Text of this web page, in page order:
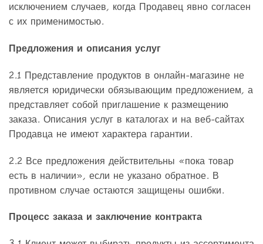
исключением случаев, когда Продавец явно согласен
с их применимостью.
Предложения и описания услуг
2.1 Представление продуктов в онлайн-магазине не
является юридически обязывающим предложением, а
представляет собой приглашение к размещению
заказа. Описания услуг в каталогах и на веб-сайтах
Продавца не имеют характера гарантии.
2.2 Все предложения действительны «пока товар
есть в наличии», если не указано обратное. В
противном случае остаются защищены ошибки.
Процесс заказа и заключение контракта